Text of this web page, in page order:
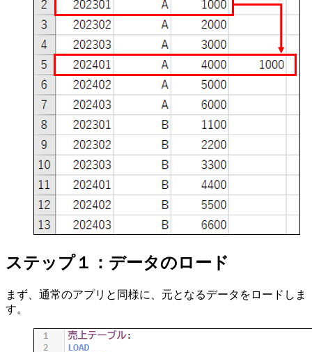
ステップ１：データのロード
まず、通常のアプリと同様に、元となるデータをロードしま
す。